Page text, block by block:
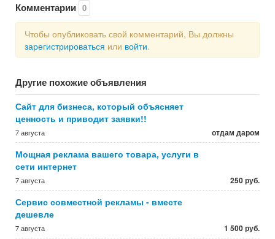
Комментарии 0
Чтобы опубликовать свой комментарий, Вы должны
зарегистрироваться или войти.
Другие похожие объявления
Сайт для бизнеса, который объясняет
ценность и приводит заявки!!
7 августа отдам даром
Мощная реклама вашего товара, услуги в
сети интернет
7 августа 250 руб.
Сервис совместной рекламы - вместе
дешевле
7 августа 1 500 руб.